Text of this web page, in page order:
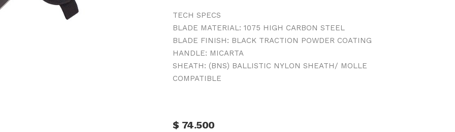
TECH SPECS
BLADE MATERIAL: 1075 HIGH CARBON STEEL
BLADE FINISH: BLACK TRACTION POWDER COATING
HANDLE: MICARTA
SHEATH: (BNS) BALLISTIC NYLON SHEATH/ MOLLE
COMPATIBLE
$ 74.500